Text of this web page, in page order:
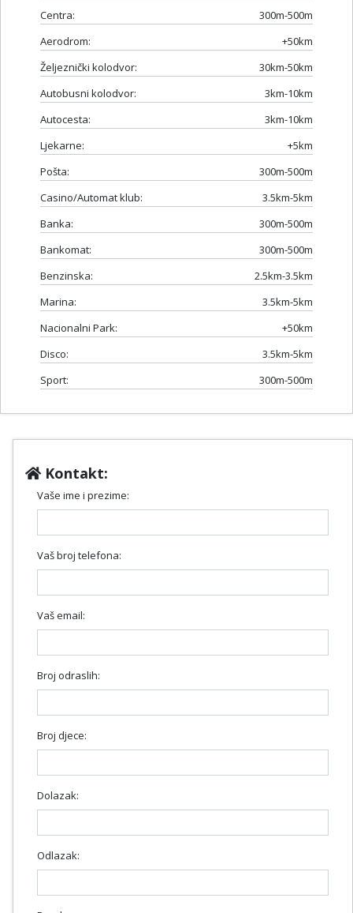
Centra:
300m-500m
Aerodrom:
+50km
Željeznički kolodvor:
30km-50km
Autobusni kolodvor:
3km-10km
Autocesta:
3km-10km
Ljekarne:
+5km
Pošta:
300m-500m
Casino/Automat klub:
3.5km-5km
Banka:
300m-500m
Bankomat:
300m-500m
Benzinska:
2.5km-3.5km
Marina:
3.5km-5km
Nacionalni Park:
+50km
Disco:
3.5km-5km
Sport:
300m-500m
Kontakt:
Vaše ime i prezime:
Vaš broj telefona:
Vaš email:
Broj odraslih:
Broj djece:
Dolazak:
Odlazak: